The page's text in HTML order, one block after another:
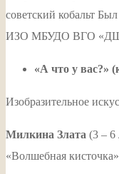
советский кобальт
ИЗО МБУДО ВГО
«А что у вас?»
Изобразительное
Милкина Злата (3 – 6
«Волшебная